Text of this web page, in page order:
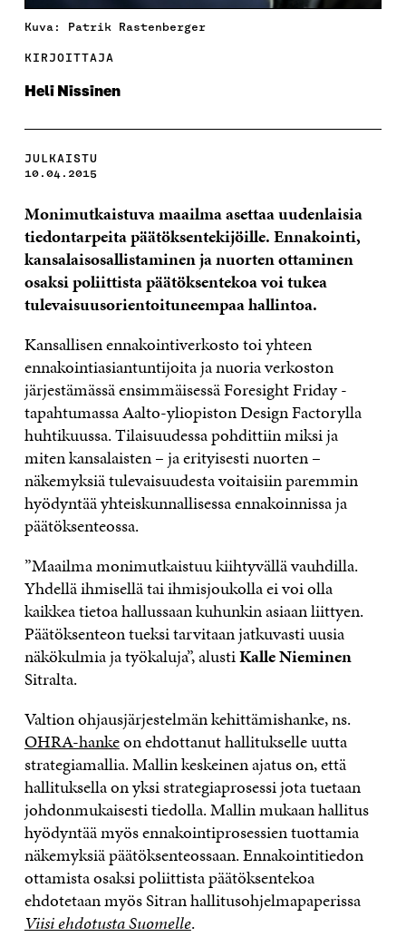
Kuva: Patrik Rastenberger
KIRJOITTAJA
Heli Nissinen
JULKAISTU
10.04.2015
Monimutkaistuva maailma asettaa uudenlaisia
tiedontarpeita päätöksentekijöille. Ennakointi,
kansalaisosallistaminen ja nuorten ottaminen
osaksi poliittista päätöksentekoa voi tukea
tulevaisuusorientoituneempaa hallintoa.
Kansallisen ennakointiverkosto toi yhteen
ennakointiasiantuntijoita ja nuoria verkoston
järjestämässä ensimmäisessä Foresight Friday -
tapahtumassa Aalto-yliopiston Design Factorylla
huhtikuussa. Tilaisuudessa pohdittiin miksi ja
miten kansalaisten – ja erityisesti nuorten –
näkemyksiä tulevaisuudesta voitaisiin paremmin
hyödyntää yhteiskunnallisessa ennakoinnissa ja
päätöksenteossa.
”Maailma monimutkaistuu kiihtyvällä vauhdilla.
Yhdellä ihmisellä tai ihmisjoukolla ei voi olla
kaikkea tietoa hallussaan kuhunkin asiaan liittyen.
Päätöksenteon tueksi tarvitaan jatkuvasti uusia
näkökulmia ja työkaluja”, alustiKalle Nieminen
Sitralta.
Valtion ohjausjärjestelmän kehittämishanke, ns.
OHRA-hankeon ehdottanut hallitukselle uutta
strategiamallia. Mallin keskeinen ajatus on, että
hallituksella on yksi strategiaprosessi jota tuetaan
johdonmukaisesti tiedolla. Mallin mukaan hallitus
hyödyntää myös ennakointiprosessien tuottamia
näkemyksiä päätöksenteossaan. Ennakointitiedon
ottamista osaksi poliittista päätöksentekoa
ehdotetaan myös Sitran hallitusohjelmapaperissa
Viisi ehdotusta Suomelle.